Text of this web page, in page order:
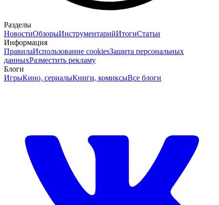
Разделы
НовостиОбзорыИнструментарийИтогиСтатьи
Информация
ПравилаИспользование cookiesЗащита персональных
данныхРазместить рекламу
Блоги
ИгрыКино, сериалыКниги, комиксыВсе блоги